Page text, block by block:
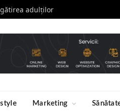
adulților
Marketing